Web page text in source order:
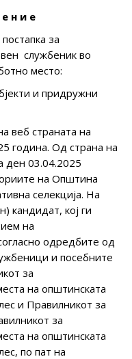
н и е
за
службеник во
местo:
и придружни
веб страната на
година. Од страна на
ден 03.04.2025
на Општина
селекција. На
кандидат, кој ги
на
одредбите од
и посебните
за
на општинската
и Правилникот за
за
на општинската
по пат на